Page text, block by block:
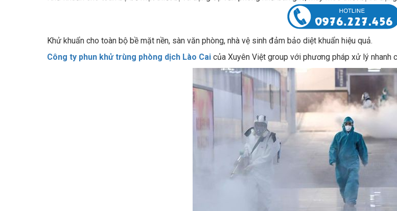
Khử khuẩn cho toàn bộ bề mặt nền, sàn văn phòng, nhà vệ sinh đảm bảo diệt khuẩn hiệu quả.
Công ty phun khử trùng phòng dịch Lào Caicủa Xuyên Việt group với phương pháp xử lý nhanh